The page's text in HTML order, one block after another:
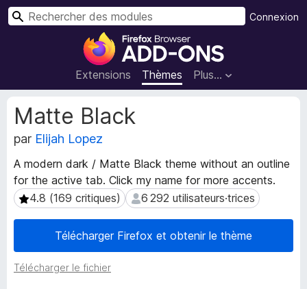
M
o
d
u
o
u
r
l
e
n
Extensions Thèmes Plus…
Connexion
R
Matte Black
par Elijah Lopez
A modern dark / Matte Black theme without an outline
for the active tab. Click my name for more accents.
4.8 (169 critiques)
4.8 (169 critiques) 6 292 utilisateurs·trices
6 292 utilisateurs·trices
Télécharger Firefox et obtenir le thème
Télécharger le fichier
M
é
t
d
o
n
n
é
s
d